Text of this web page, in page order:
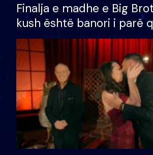
Finalja e madhe e Big
kush është banori i parë
shtëpinë dhe humb
të fituar çmimin e madh